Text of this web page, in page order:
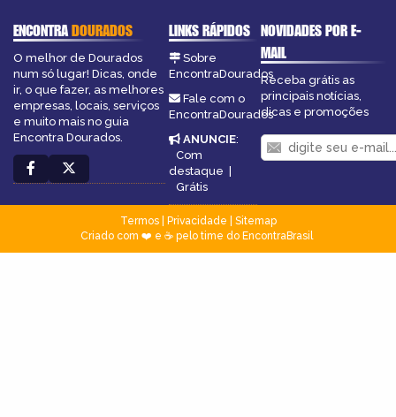
ENCONTRADOURADOS
O melhor de Dourados
num só lugar! Dicas, onde
ir, o que fazer, as melhores
empresas, locais, serviços
e muito mais no guia
Encontra Dourados.
LINKS RÁPIDOS
Sobre
EncontraDourados
Fale com o
EncontraDourados
ANUNCIE:
Com
destaque
Grátis
NOVIDADES POR E-
MAIL
Receba grátis as
principais notícias,
dicas e promoções
Termos| Privacidade
Sitemap
Criado com ❤️ e ☕ pelo time do EncontraBrasil